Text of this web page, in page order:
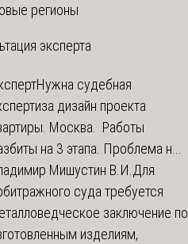
регионы
эксперта
Нужна судебная
дизайн проекта
Москва. Работы
на 3 этапа. Проблема н...
Мишустин В.И. Для
суда требуется
заключение по
изделиям,